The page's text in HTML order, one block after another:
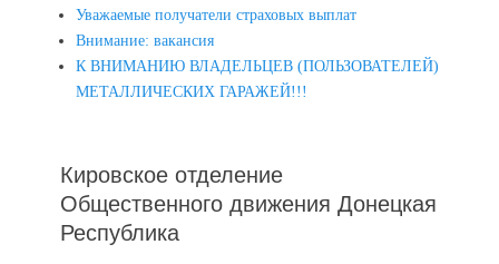
Уважаемые получатели страховых выплат
Внимание: вакансия
К ВНИМАНИЮ ВЛАДЕЛЬЦЕВ (ПОЛЬЗОВАТЕЛЕЙ)
МЕТАЛЛИЧЕСКИХ ГАРАЖЕЙ!!!
Кировское отделение
Общественного движения Донецкая
Республика